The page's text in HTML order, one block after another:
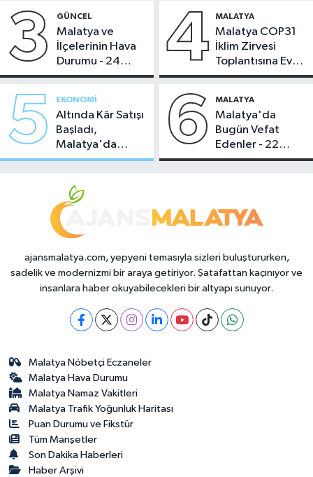
3 GÜNCEL
Malatya ve
İlçelerinin Hava
Durumu - 24
Temmuz 2026
4 MALATYA
Malatya COP31
İklim Zirvesi
Toplantısına Ev
Sahipliği Yaptı
5 EKONOMI
Altında Kâr Satışı
Başladı,
Malatya'da
Makas Ne
6 MALATYA
Malatya'da
Bugün Vefat
Edenler - 22
Temmuz 2026
ajansmalatya.com, yepyeni temasıyla sizleri buluştururken,
sadelik ve modernizmi bir araya getiriyor. Şatafattan kaçınıyor ve
insanlara haber okuyabilecekleri bir altyapı sunuyor.
Malatya Nöbetçi Eczaneler
Malatya Hava Durumu
Malatya Namaz Vakitleri
Malatya Trafik Yoğunluk Haritası
Puan Durumu ve Fikstür
Tüm Manşetler
Son Dakika Haberleri
Haber Arşivi